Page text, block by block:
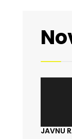
JAVNU